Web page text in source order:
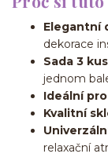
Elegantní
dekorace
Sada 3
jednom
Ideální
Kvalitní
relaxační